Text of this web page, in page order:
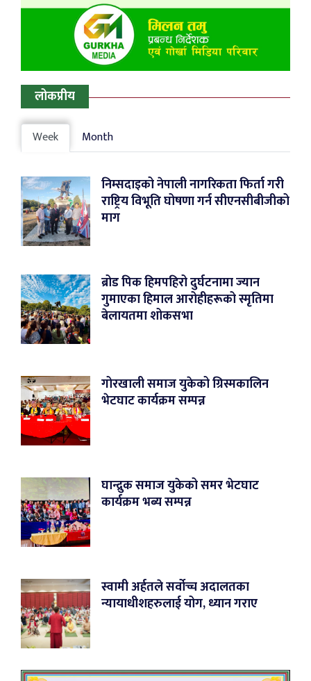
लोकप्रीय
Week Month
निम्सदाइको नेपाली नागरिकता फिर्ता गरी
राष्ट्रिय विभूति घोषणा गर्न सीएनसीबीजीको
माग
ब्रोड पिक हिमपहिरो दुर्घटनामा ज्यान
गुमाएका हिमाल आरोहीहरूको स्मृतिमा
बेलायतमा शोकसभा
गोरखाली समाज युकेको ग्रिस्मकालिन
भेटघाट कार्यक्रम सम्पन्न
घान्द्रुक समाज युकेको समर भेटघाट
कार्यक्रम भब्य सम्पन्न
स्वामी अर्हतले सर्वोच्च अदालतका
न्यायाधीशहरुलाई योग, ध्यान गराए